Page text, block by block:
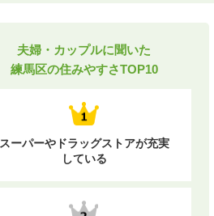
夫婦・カップルに聞いた
練馬区の住みやすさTOP10
スーパーやドラッグストアが充実
している